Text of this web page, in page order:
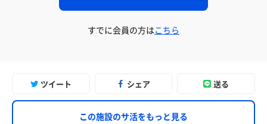
すでに会員の方はこちら
ツイート シェア 送る
この施設のサ活をもっと見る